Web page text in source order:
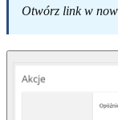
Otwórz link w